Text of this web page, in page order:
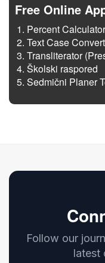
Free Online
Percent Calculator
Text Case
Transliterator
Školski raspored
Sedmični Planer
Follow our
latest